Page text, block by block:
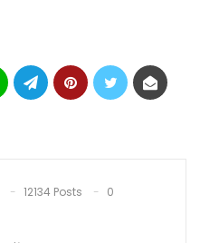
12134 Posts
0